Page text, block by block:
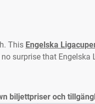
This Engelska
surprise that Engelska
biljettpriser och